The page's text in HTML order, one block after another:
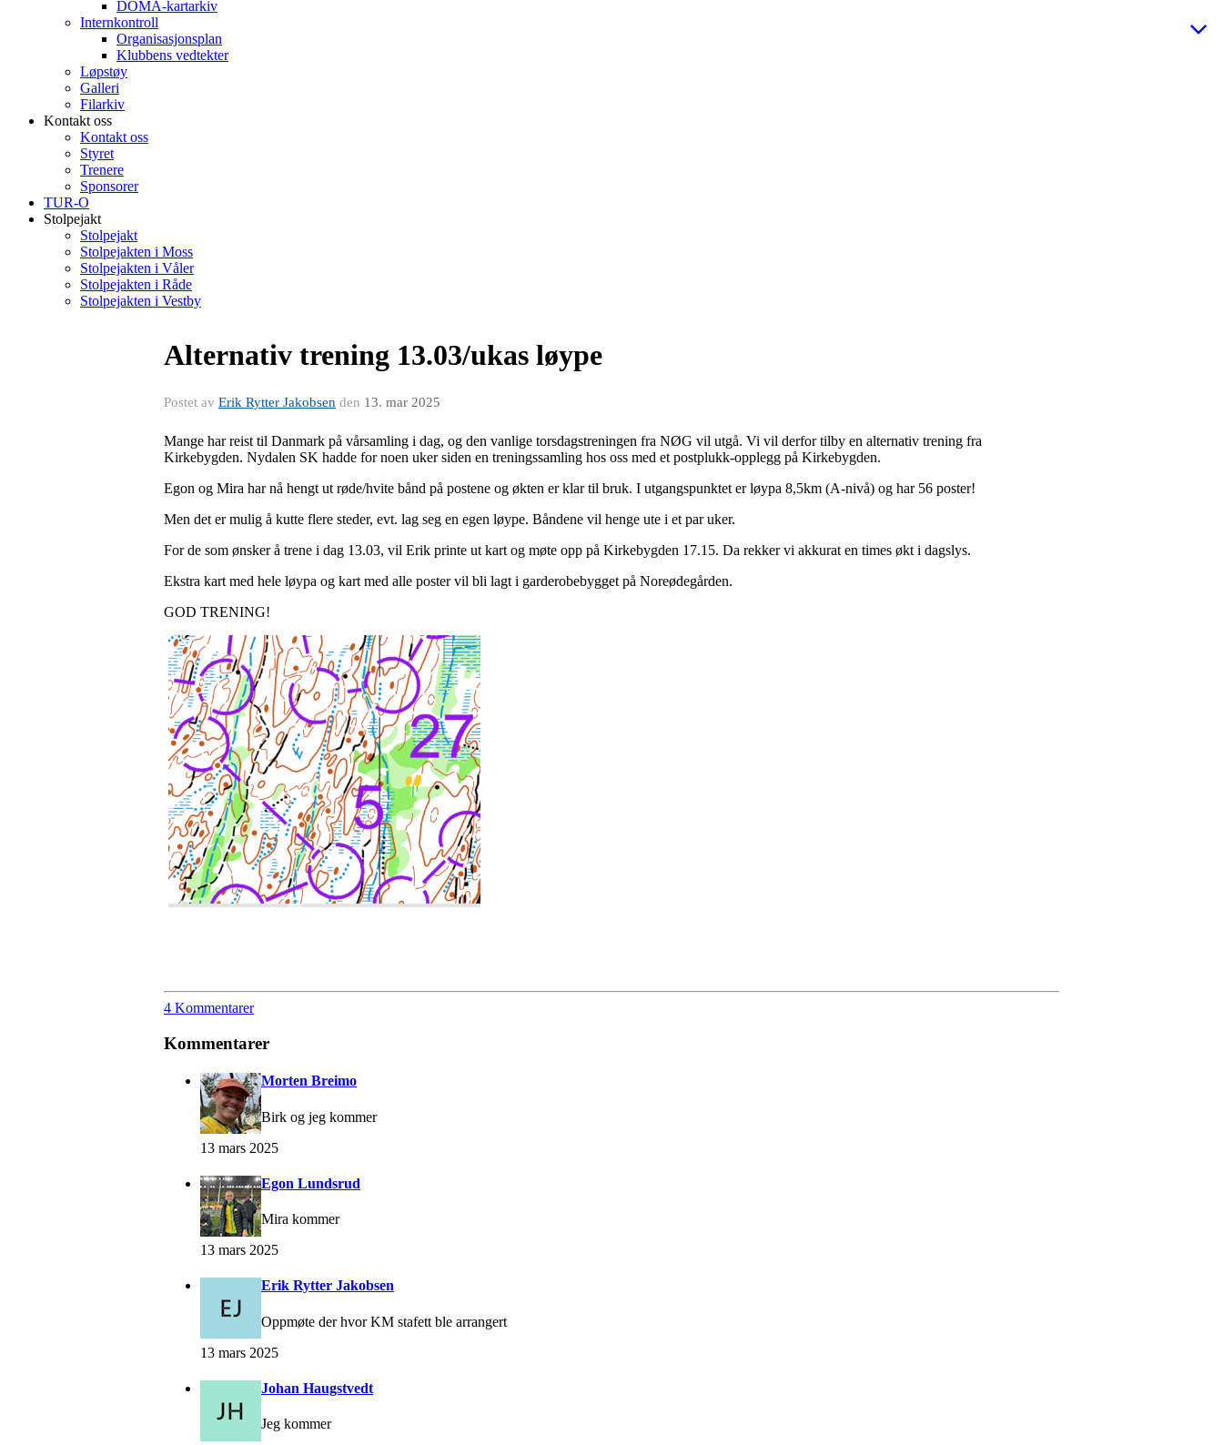
DOMA-kartarkiv
Internkontroll
Organisasjonsplan
Klubbens vedtekter
Løpstøy
Galleri
Filarkiv
Kontakt oss
Kontakt oss
Styret
Trenere
Sponsorer
TUR-O
Stolpejakt
Stolpejakt
Stolpejakten i Moss
Stolpejakten i Våler
Stolpejakten i Råde
Stolpejakten i Vestby
Alternativ trening 13.03/ukas løype
Postet av Erik Rytter Jakobsen den 13. mar 2025
Mange har reist til Danmark på vårsamling i dag, og den vanlige torsdagstreningen fra NØG vil utgå. Vi vil derfor tilby en alternativ trening fra
Kirkebygden. Nydalen SK hadde for noen uker siden en treningssamling hos oss med et postplukk-opplegg på Kirkebygden.
Egon og Mira har nå hengt ut røde/hvite bånd på postene og økten er klar til bruk. I utgangspunktet er løypa 8,5km (A-nivå) og har 56 poster!
Men det er mulig å kutte flere steder, evt. lag seg en egen løype. Båndene vil henge ute i et par uker.
For de som ønsker å trene i dag 13.03, vil Erik printe ut kart og møte opp på Kirkebygden 17.15. Da rekker vi akkurat en times økt i dagslys.
Ekstra kart med hele løypa og kart med alle poster vil bli lagt i garderobebygget på Noreødegården.
GOD TRENING!
4 Kommentarer
Kommentarer
Morten Breimo
Birk og jeg kommer
13 mars 2025
Egon Lundsrud
Mira kommer
13 mars 2025
Erik Rytter Jakobsen
Oppmøte der hvor KM stafett ble arrangert
13 mars 2025
Johan Haugstvedt
Jeg kommer